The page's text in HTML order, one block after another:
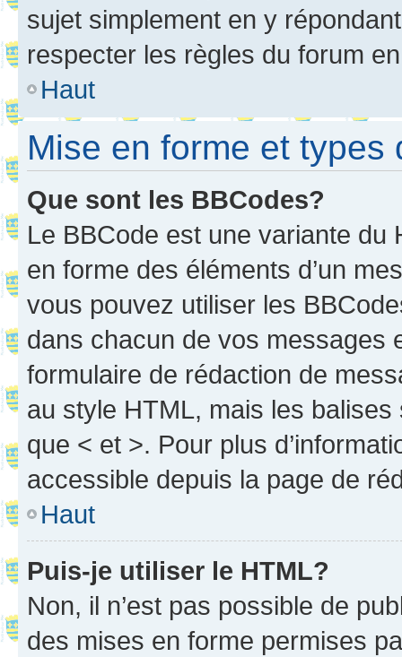
sujet simplement en y
respecter les règles du forum
Haut
Mise en forme et types
Que sont les BBCodes?
Le BBCode est une variante du
en forme des éléments d’un
vous pouvez utiliser les
dans chacun de vos messages
formulaire de rédaction de
au style HTML, mais les
que < et >. Pour plus
accessible depuis la page de
Haut
Puis-je utiliser le HTML?
Non, il n’est pas possible de
des mises en forme permises